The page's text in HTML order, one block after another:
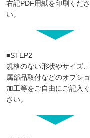
右記PDF用紙を印刷くださ
い。
■STEP2
規格のない形状やサイズ
属部品取付などのオプシ
加工等をご自由にご記入
さい。